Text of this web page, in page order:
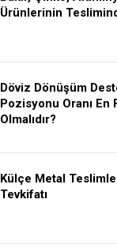
Ürünlerinin
Döviz Dönüşüm
Pozisyonu Oranı En
Olmalıdır?
Külçe Metal
Tevkifatı